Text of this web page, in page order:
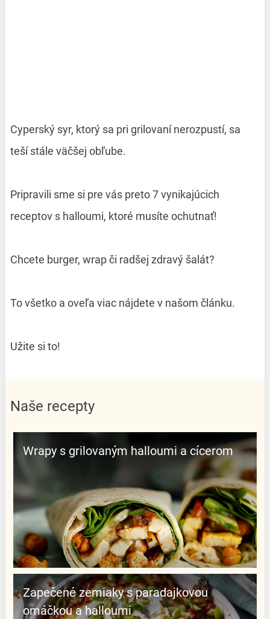
Cyperský syr, ktorý sa pri grilovaní nerozpustí, sa
teší stále väčšej obľube.
Pripravili sme si pre vás preto 7 vynikajúcich
receptov s halloumi, ktoré musíte ochutnať!
Chcete burger, wrap či radšej zdravý šalát?
To všetko a oveľa viac nájdete v našom článku.
Užite si to!
Naše recepty
Wrapy s grilovaným halloumi a cícerom
Zapečené zemiaky s paradajkovou
omáčkou a halloumi